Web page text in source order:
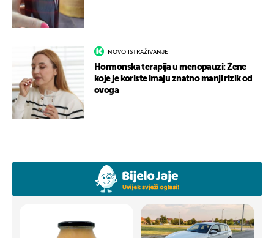
NOVO ISTRAŽIVANJE
Hormonska terapija u menopauzi: Žene
koje je koriste imaju znatno manji rizik od
ovoga